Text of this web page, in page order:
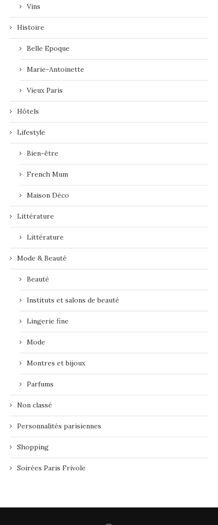
Vins
Histoire
Belle Epoque
Marie-Antoinette
Vieux Paris
Hôtels
Lifestyle
Bien-être
French Mum
Maison Déco
Littérature
Littérature
Mode & Beauté
Beauté
Instituts et salons de beauté
Lingerie fine
Mode
Montres et bijoux
Parfums
Non classé
Personnalités parisiennes
Shopping
Soirées Paris Frivole